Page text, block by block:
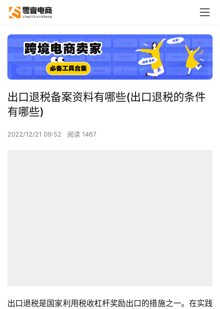
出口退税备案资料有哪些(出口退税的条件
有哪些)
2022/12/21 09:52 阅读 1467
出口退税是国家利用税收杠杆奖励出口的措施之一。在实践